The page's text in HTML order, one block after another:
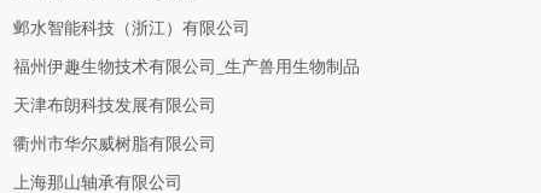
邺水智能科技（浙江）有限公司
福州伊趣生物技术有限公司_生产兽用生物制品
天津布朗科技发展有限公司
衢州市华尔威树脂有限公司
上海那山轴承有限公司